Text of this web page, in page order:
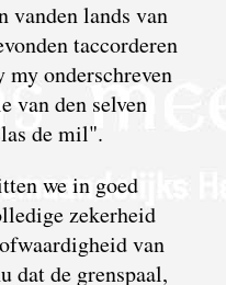
vanden lands van
taccorderen
my onderschreven
van den selven
de mil".
we in goed
zekerheid
van
dat de grenspaal,